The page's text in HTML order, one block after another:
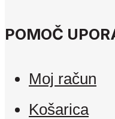
POMOČ
Moj račun
Košarica